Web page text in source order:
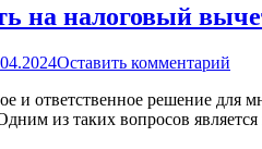
на налоговый
Оставить комментарий
и ответственное решение для
из таких вопросов